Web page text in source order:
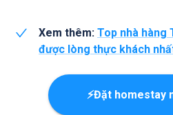
Xem thêm: Top nhà hàng
được lòng thực khách
⚡Đặt homestay